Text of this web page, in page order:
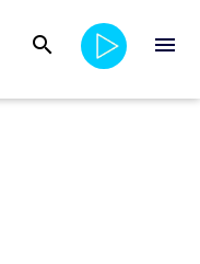
search menu